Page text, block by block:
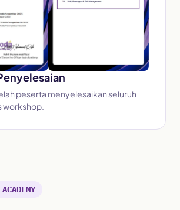
peserta menyelesaikan seluruh
workshop.